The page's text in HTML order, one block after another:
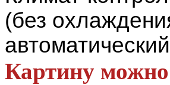
(без
Картину